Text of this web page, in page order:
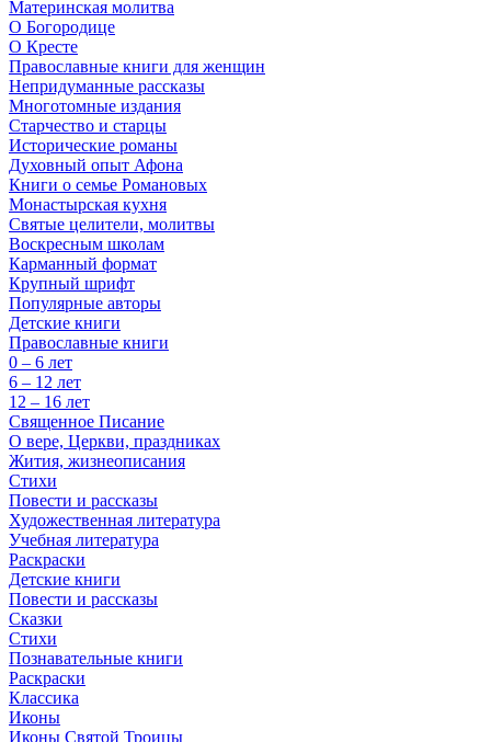
Материнская молитва
О Богородице
О Кресте
Православные книги для женщин
Непридуманные рассказы
Многотомные издания
Старчество и старцы
Исторические романы
Духовный опыт Афона
Книги о семье Романовых
Монастырская кухня
Святые целители, молитвы
Воскресным школам
Карманный формат
Крупный шрифт
Популярные авторы
Детские книги
Православные книги
0 – 6 лет
6 – 12 лет
12 – 16 лет
Священное Писание
О вере, Церкви, праздниках
Жития, жизнеописания
Стихи
Повести и рассказы
Художественная литература
Учебная литература
Раскраски
Детские книги
Повести и рассказы
Сказки
Стихи
Познавательные книги
Раскраски
Классика
Иконы
Иконы Святой Троицы